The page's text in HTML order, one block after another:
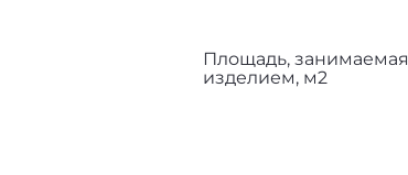
Площадь, занимаемая
изделием, м2